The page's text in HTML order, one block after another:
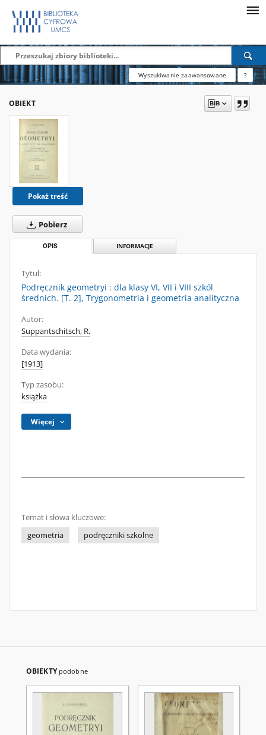
Wyszukiwanie zaawansowane ?
OBIEKT
Pokaż treść
Pobierz
OPIS INFORMACJE
Tytuł:
Podręcznik geometryi : dla klasy VI, VII i VIII szkól
średnich. [T. 2], Trygonometria i geometria analityczna
Autor:
Suppantschitsch, R.
Data wydania:
[1913]
Typ zasobu:
książka
Więcej
Temat i słowa kluczowe:
geometria
podręczniki szkolne
OBIEKTY podobne